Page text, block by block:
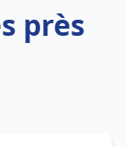
près